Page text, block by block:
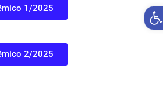
1/2025
2/2025